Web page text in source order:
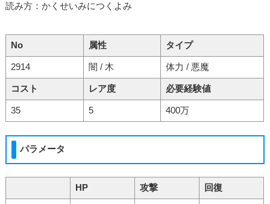
読み方：かくせいみにつくよみ
No 属性 タイプ
2914 闇 / 木 体力 / 悪魔
コスト レア度 必要経験値
35 5 400万
パラメータ
HP 攻撃 回復